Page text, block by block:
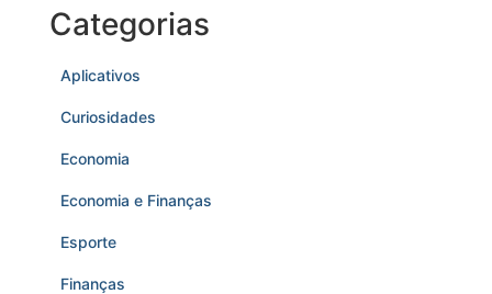
Categorias
Aplicativos
Curiosidades
Economia
Economia e Finanças
Esporte
Finanças